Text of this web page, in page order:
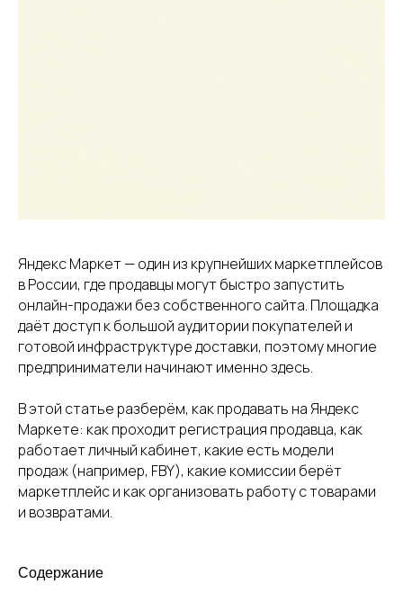
Яндекс Маркет — один из крупнейших маркетплейсов
в России, где продавцы могут быстро запустить
онлайн-продажи без собственного сайта. Площадка
даёт доступ к большой аудитории покупателей и
готовой инфраструктуре доставки, поэтому многие
предприниматели начинают именно здесь.
В этой статье разберём, как продавать на Яндекс
Маркете: как проходит регистрация продавца, как
работает личный кабинет, какие есть модели
продаж (например, FBY), какие комиссии берёт
маркетплейс и как организовать работу с товарами
и возвратами.
Содержание